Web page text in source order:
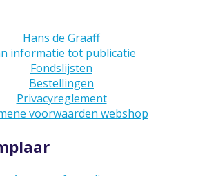
Hans de Graaff
informatie tot publicatie
Fondslijsten
Bestellingen
Privacyreglement
voorwaarden webshop